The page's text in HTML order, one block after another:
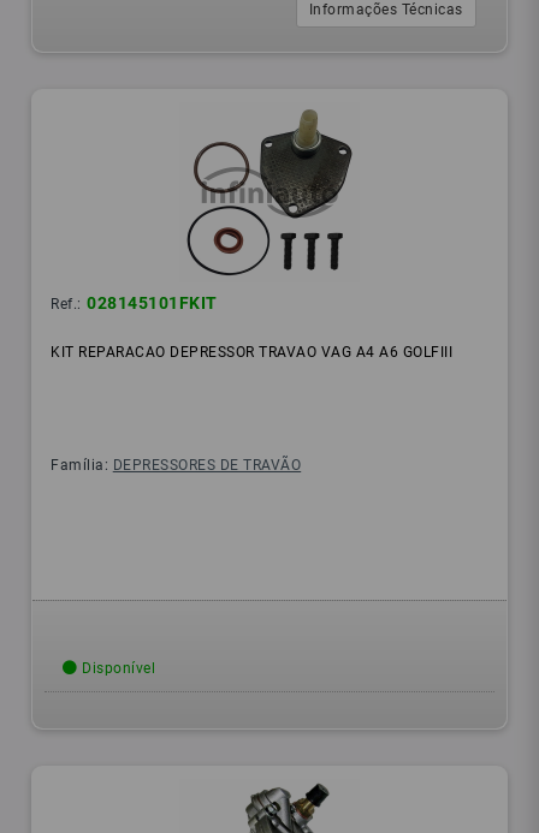
Informações Técnicas
Ref.: 028145101FKIT
KIT REPARACAO DEPRESSOR TRAVAO VAG A4 A6 GOLFIII
Família: DEPRESSORES DE TRAVÃO
Disponível